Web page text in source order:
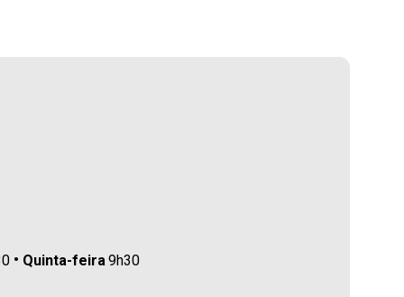
Quinta-feira9h30